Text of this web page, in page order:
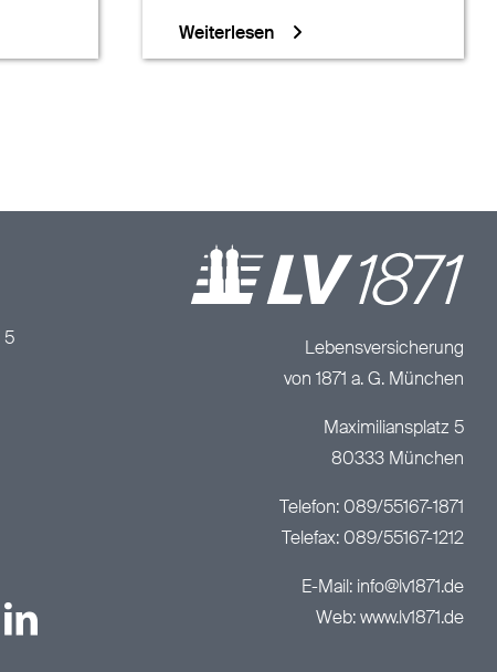
Weiterlesen
5
Lebensversicherung
von 1871 a. G. München
Maximiliansplatz 5
80333 München
Telefon: 089/55167-1871
Telefax: 089/55167-1212
E-Mail: info@lv1871.de
Web:www.lv1871.de